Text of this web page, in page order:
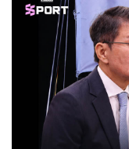
และแม้จะเหนื่อยเท่
ชัยชนะได้สำเร็จ เข
น้ำตาหลั่งออกมา
การรอคอยของเขา
ไม่ถ้วน สิ้นสุดลง ณ